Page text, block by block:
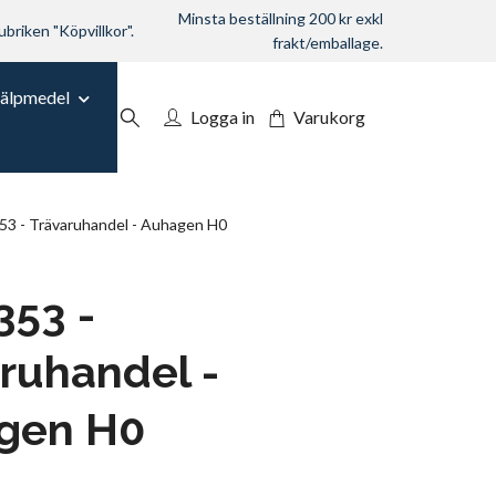
"Köpvillkor".
Minsta beställning 200 kr exkl
frakt/emballage.
Logga in
Varukorg
- Trävaruhandel - Auhagen H0
-
-
H0